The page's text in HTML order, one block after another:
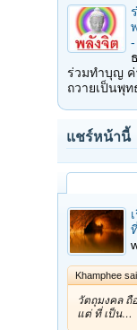
ร่วมทำบุญ ค่
ถวายเป็นพุ
แชร์หน้านี้
Khamphee
วัตถุมงคล ถื
แต่ ที่ เป็น…